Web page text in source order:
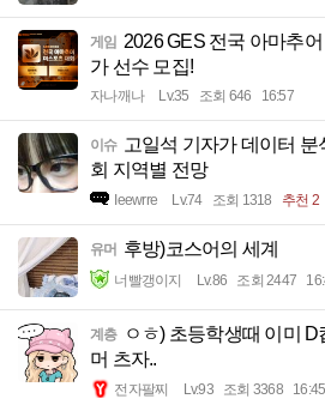
게임 2026 GES 전국 아마추
가 선수 모집!
자나깨나 Lv.35 조회 646 16:57
이슈 고일석 기자가 데이터 분
회 지역별 전망
Ieewrre Lv.74 조회 1318 추천 2
유머 후방)코스어의 세계
너빨갱이지 Lv.86 조회 2447
계층
ㅇㅎ) 초등학생때 이미 D
머 츠자..
전자팔찌 Lv.93 조회 3368 16:45